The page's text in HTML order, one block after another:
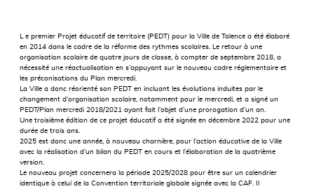
L e premier Projet éducatif de territoire (PEDT) pour la Ville de Talence a été élaboré
en 2014 dans le cadre de la réforme des rythmes scolaires. Le retour à une
organisation scolaire de quatre jours de classe, à compter de septembre 2018, a
nécessité une réactualisation en s’appuyant sur le nouveau cadre réglementaire et
les préconisations du Plan mercredi.
La Ville a donc réorienté son PEDT en incluant les évolutions induites par le
changement d’organisation scolaire, notamment pour le mercredi, et a signé un
PEDT/Plan mercredi 2018/2021 ayant fait l’objet d’une prorogation d’un an.
Une troisième édition de ce projet éducatif a été signée en décembre 2022 pour une
durée de trois ans.
2025 est donc une année, à nouveau charnière, pour l’action éducative de la Ville
avec la réalisation d’un bilan du PEDT en cours et l’élaboration de la quatrième
version.
Le nouveau projet concernera la période 2025/2028 pour être sur un calendrier
identique à celui de la Convention territoriale globale signée avec la CAF. Il